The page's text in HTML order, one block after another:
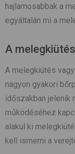
hajlamosabbak a
egyáltalán mi a
A
A melegkiütés
nagyon gyakori
időszakban jelenik
működéséhez
alakul ki
kell ismerni a